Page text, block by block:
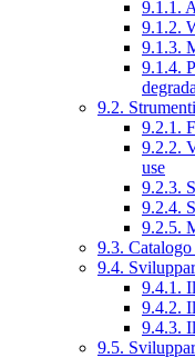
9.1.1.
9.1.2.
9.1.3.
9.1.4.
9.2.
9.2.1.
9.2.2.
use
9.2.3.
9.2.4.
9.2.5.
9.3.
9.4.
9.4.1.
9.4.2.
9.4.3.
9.5.